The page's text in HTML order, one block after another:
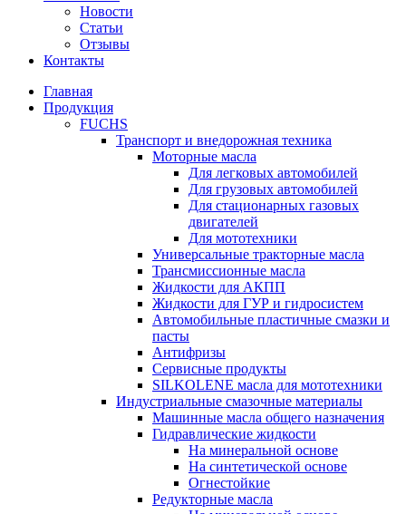
Новости
Статьи
Отзывы
Контакты
Главная
Продукция
FUCHS
Транспорт и внедорожная техника
Моторные масла
Для легковых автомобилей
Для грузовых автомобилей
Для стационарных газовых
двигателей
Для мототехники
Универсальные тракторные масла
Трансмиссионные масла
Жидкости для АКПП
Жидкости для ГУР и гидросистем
Автомобильные пластичные смазки и
пасты
Антифризы
Сервисные продукты
SILKOLENE масла для мототехники
Индустриальные смазочные материалы
Машинные масла общего назначения
Гидравлические жидкости
На минеральной основе
На синтетической основе
Огнестойкие
Редукторные масла